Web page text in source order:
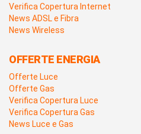
Verifica Copertura Internet
News ADSL e Fibra
News Wireless
OFFERTE ENERGIA
Offerte Luce
Offerte Gas
Verifica Copertura Luce
Verifica Copertura Gas
News Luce e Gas